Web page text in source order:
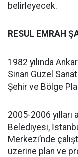
belirleyecek.
RESUL EMRAH
1982 yılında
Sinan Güzel
Şehir ve Bölge
2005-2006 yılları
Belediyesi,
Merkezi’nde
üzerine plan ve